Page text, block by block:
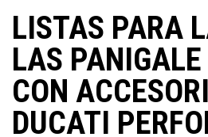
LISTAS PARA
LAS
CON
DUCATI